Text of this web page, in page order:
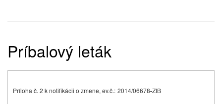
Príbalový leták
Príloha č. 2 k notifikácii o zmene, ev.č.: 2014/06678-ZIB